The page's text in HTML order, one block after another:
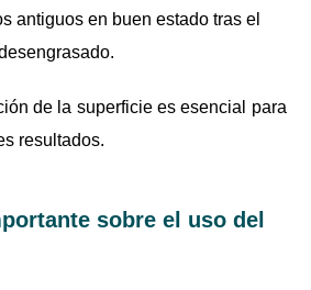
antiguos en buen estado tras el
de la superficie es esencial para
resultados.
sobre el uso del